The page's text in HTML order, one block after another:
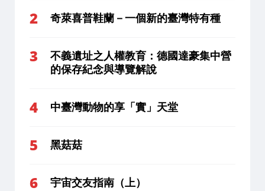
奇萊喜普鞋蘭－一個新的臺灣特有種
不義遺址之人權教育：德國達豪集中營
的保存紀念與導覽解說
中臺灣動物的享「實」天堂
黑菇菇
宇宙交友指南（上）